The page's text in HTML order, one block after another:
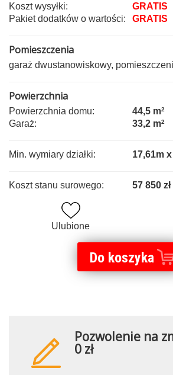
Koszt wysyłki:
GRATIS
Pakiet dodatków o wartości:
GRATIS
Pomieszczenia
garaż dwustanowiskowy,
Powierzchnia
Powierzchnia domu: 44,5 m2
Garaż: 33,2 m2
Min. wymiary działki: 17,61m
Koszt stanu surowego: 57 850 zł
Do koszyka
Ulubione
Pozwolenie na
0 zł